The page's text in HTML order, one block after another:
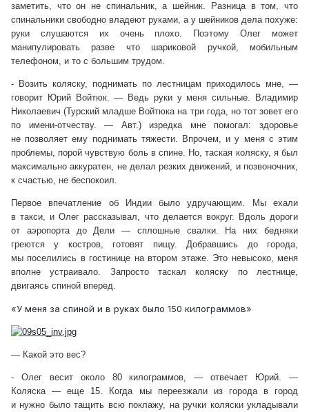
заметить, что он не спинальник, а шейник. Разница в том, что
спинальники свободно владеют руками, а у шейников дела похуже:
руки слушаются их очень плохо. Поэтому Олег может
манипулировать разве что шариковой ручкой, мобильным
телефоном, и то с большим трудом.
- Возить коляску, поднимать по лестницам приходилось мне, —
говорит Юрий Войтюк. — Ведь руки у меня сильные. Владимир
Николаевич (Турский младше Войтюка на три года, но тот зовет его
по имени-отчеству. — Авт.) изредка мне помогал: здоровье
не позволяет ему поднимать тяжести. Впрочем, и у меня с этим
проблемы, порой чувствую боль в спине. Но, таская коляску, я был
максимально аккуратен, не делал резких движений, и позвоночник,
к счастью, не беспокоил.
Первое впечатление об Индии было удручающим. Мы ехали
в такси, и Олег рассказывал, что делается вокруг. Вдоль дороги
от аэропорта до Дели — сплошные свалки. На них бедняки
греются у костров, готовят пищу. Добравшись до города,
мы поселились в гостинице на втором этаже. Это невысоко, меня
вполне устраивало. Запросто таскал коляску по лестнице,
двигаясь спиной вперед.
«У меня за спиной и в руках было 150 килограммов»
— Какой это вес?
- Олег весит около 80 килограммов, — отвечает Юрий. —
Коляска — еще 15. Когда мы переезжали из города в город
и нужно было тащить всю поклажу, на ручки коляски укладывали